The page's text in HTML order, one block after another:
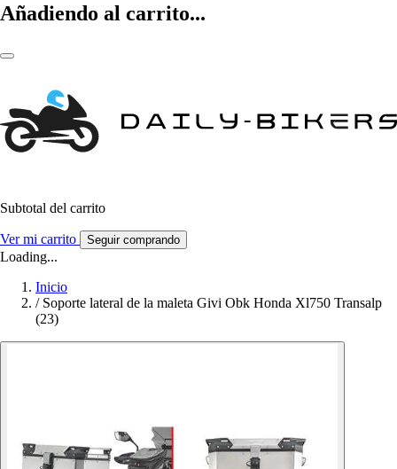
Añadiendo al carrito...
Subtotal del carrito
Ver mi carrito Seguir comprando
Loading...
Inicio
/ Soporte lateral de la maleta Givi Obk Honda Xl750 Transalp
(23)